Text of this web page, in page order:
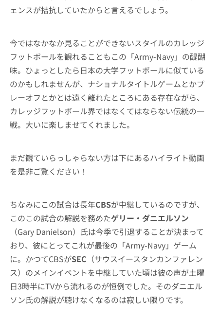
ェンスが拮抗していたからと言えるでしょう。
今ではなかなか見ることができないスタイルのカレッジ
フットボールを観れることもこの「Army-Navy」の醍醐
味。ひょっとしたら日本の大学フットボールに似ている
のかもしれませんが、ナショナルタイトルゲームとかプ
レーオフとかとは遠く離れたところにある存在ながら、
カレッジフットボール界ではなくてはならない伝統の一
戦。大いに楽しませてくれました。
まだ観ていらっしゃらない方は下にあるハイライト動画
を是非ご覧ください！
ちなみにこの試合は長年CBSが中継しているのですが、
このこの試合の解説を務めたゲリー・ダニエルソン
（Gary Danielson）氏は今季で引退することが決まって
おり、彼にとってこれが最後の「Army-Navy」ゲーム
に。かつてCBSがSEC （サウスイースタンカンファレン
ス）のメインイベントを中継していた頃は彼の声が土曜
日3時半にTVから流れるのが恒例でした。そのダニエル
ソン氏の解説が聴けなくなるのは寂しい限りです。